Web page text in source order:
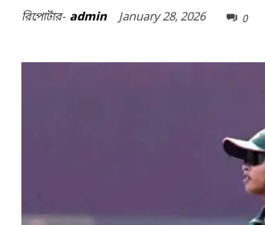
রিপোর্টার- admin January 28, 2026 0